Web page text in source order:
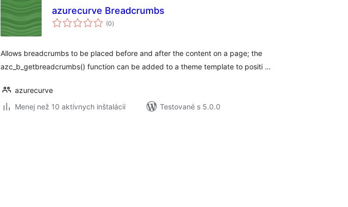
azurecurve Breadcrumbs
(0celkové
hodnotenie
)
Allows breadcrumbs to be placed before and after the content on a page; the
azc_b_getbreadcrumbs() function can be added to a theme template to positi …
azurecurve
Menej než 10 aktívnych inštalácií
Testované s 5.0.0